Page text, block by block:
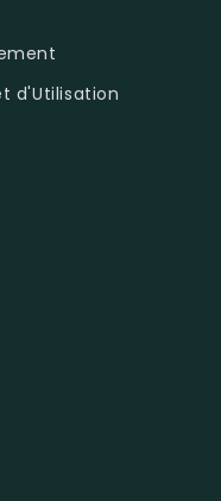
d'Utilisation